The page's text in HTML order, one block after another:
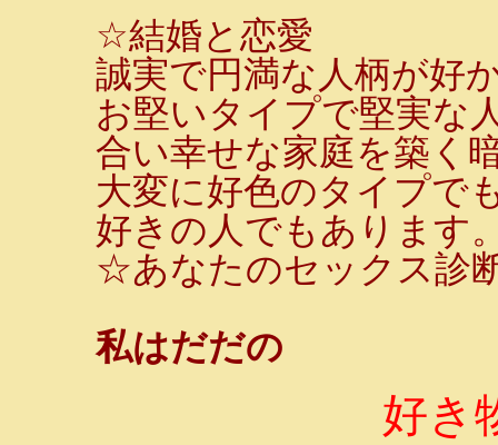
☆結婚と恋愛
誠実で円満な人柄が好
お堅いタイプで堅実な
合い幸せな家庭を築く
大変に好色のタイプで
好きの人でもあります
☆あなたのセックス診
私はだだの
好き